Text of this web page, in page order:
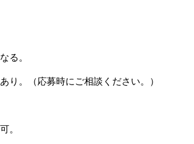
る。
り。（応募時にご相談ください。）
。